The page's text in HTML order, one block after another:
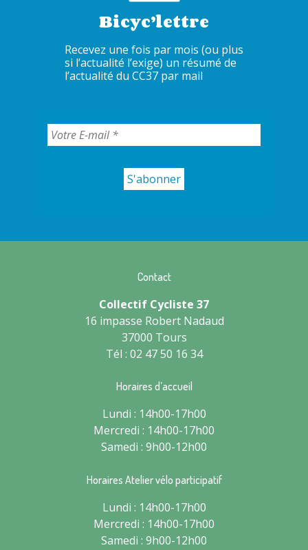
Bicyc’lettre
Recevez une fois par mois (ou plus
si l’actualité l’exige) un résumé de
l’actualité du CC37 par mail
Contact
Collectif Cycliste 37
16 impasse Robert Nadaud
37000 Tours
Tél : 02 47 50 16 34
Horaires d’accueil
Lundi : 14h00-17h00
Mercredi : 14h00-17h00
Samedi : 9h00-12h00
Horaires Atelier vélo participatif
Lundi : 14h00-17h00
Mercredi : 14h00-17h00
Samedi : 9h00-12h00